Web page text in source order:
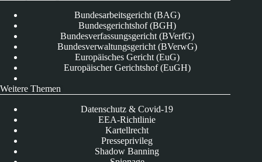
Bundesarbeitsgericht (BAG)
Bundesgerichtshof (BGH)
Bundesverfassungsgericht (BVerfG)
Bundesverwaltungsgericht (BVerwG)
Europäisches Gericht (EuG)
Europäischer Gerichtshof (EuGH)
Weitere Themen
Datenschutz & Covid-19
EEA-Richtlinie
Kartellrecht
Presseprivileg
Shadow Banning